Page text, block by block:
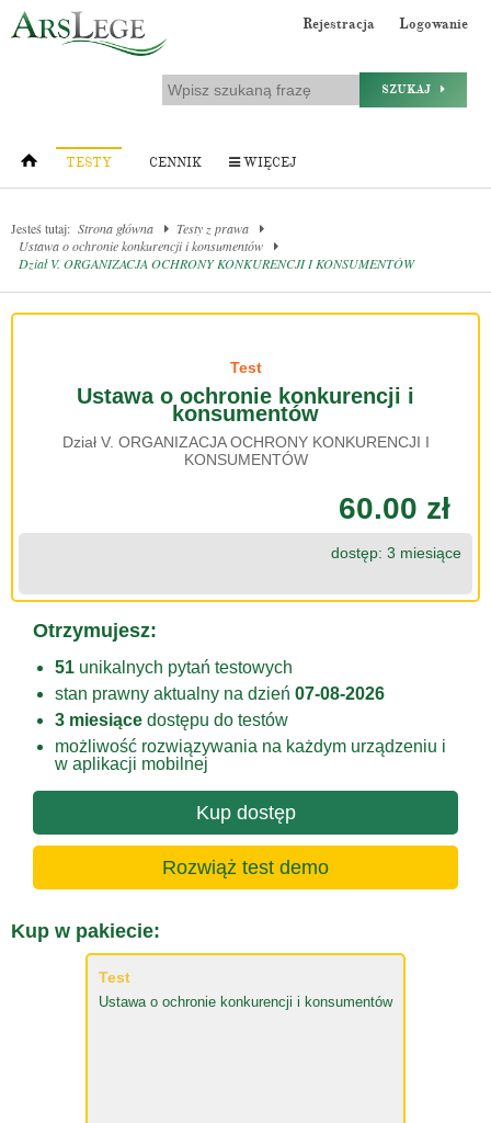
Rejestracja Logowanie
SZUKAJ
TESTY CENNIK WIĘCEJ
Jesteś tutaj: Strona główna
Testy z prawa
Ustawa o ochronie konkurencji i konsumentów
Dział V. ORGANIZACJA OCHRONY KONKURENCJI I KONSUMENTÓW
Test
Ustawa o ochronie konkurencji i
konsumentów
Dział V. ORGANIZACJA OCHRONY KONKURENCJI I
KONSUMENTÓW
60.00 zł
dostęp: 3 miesiące
Otrzymujesz:
51 unikalnych pytań testowych
stan prawny aktualny na dzień 07-08-2026
3 miesiące dostępu do testów
możliwość rozwiązywania na każdym urządzeniu i
w aplikacji mobilnej
Kup dostęp
Rozwiąż test demo
Kup w pakiecie:
Test
Ustawa o ochronie konkurencji i konsumentów